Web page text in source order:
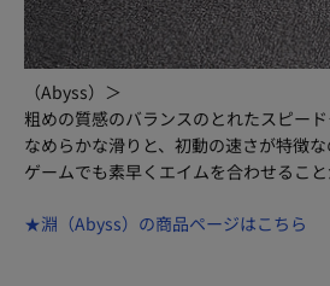
（Abyss）＞
粗めの質感のバランスのとれたスピード
なめらかな滑りと、初動の速さが特徴
ゲームでも素早くエイムを合わせること
★淵（Abyss）の商品ページはこちら